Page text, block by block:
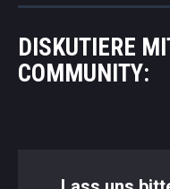
DISKUTIERE
COMMUNITY: